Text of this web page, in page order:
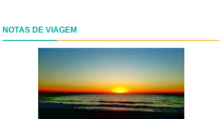
NOTAS DE VIAGEM